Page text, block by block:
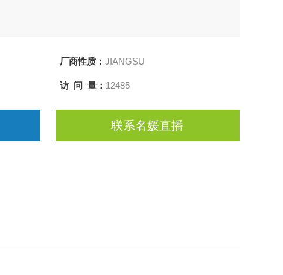
厂商性质： JIANGSU
访 问 量： 12485
联系名媛直播